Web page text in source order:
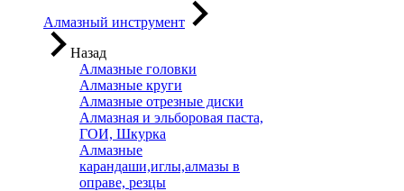
Алмазный инструмент
Назад
Алмазные головки
Алмазные круги
Алмазные отрезные диски
Алмазная и эльборовая паста,
ГОИ, Шкурка
Алмазные
карандаши,иглы,алмазы в
оправе, резцы